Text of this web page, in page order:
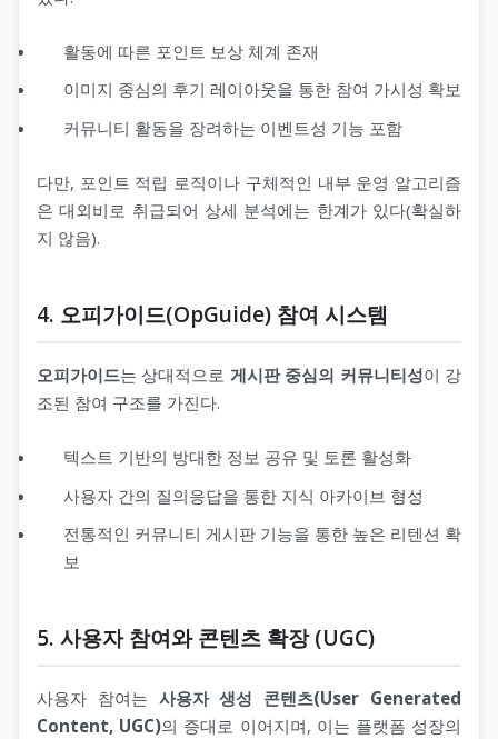
활동에 따른 포인트 보상 체계 존재
이미지 중심의 후기 레이아웃을 통한 참여 가시성 확보
커뮤니티 활동을 장려하는 이벤트성 기능 포함
다만, 포인트 적립 로직이나 구체적인 내부 운영 알고리즘
은 대외비로 취급되어 상세 분석에는 한계가 있다(확실하
지 않음).
4. 오피가이드(OpGuide) 참여 시스템
오피가이드는 상대적으로 게시판 중심의 커뮤니티성이 강
조된 참여 구조를 가진다.
텍스트 기반의 방대한 정보 공유 및 토론 활성화
사용자 간의 질의응답을 통한 지식 아카이브 형성
전통적인 커뮤니티 게시판 기능을 통한 높은 리텐션 확
보
5. 사용자 참여와 콘텐츠 확장 (UGC)
사용자 참여는 사용자 생성 콘텐츠(User Generated
Content, UGC)의 증대로 이어지며, 이는 플랫폼 성장의